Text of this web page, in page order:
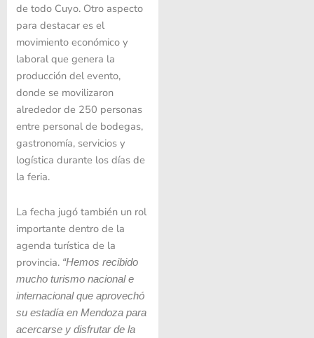
de todo Cuyo. Otro aspecto
para destacar es el
movimiento económico y
laboral que genera la
producción del evento,
donde se movilizaron
alrededor de 250 personas
entre personal de bodegas,
gastronomía, servicios y
logística durante los días de
la feria.
La fecha jugó también un rol
importante dentro de la
agenda turística de la
provincia. “Hemos recibido
mucho turismo nacional e
internacional que aprovechó
su estadía en Mendoza para
acercarse y disfrutar de la